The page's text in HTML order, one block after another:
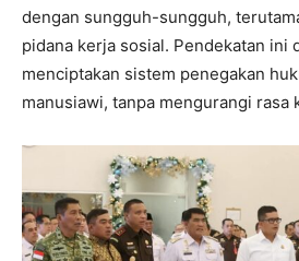
dengan sungguh-sungguh,
pidana kerja sosial. Pendekatan ini
menciptakan sistem penegakan
manusiawi, tanpa mengurangi rasa